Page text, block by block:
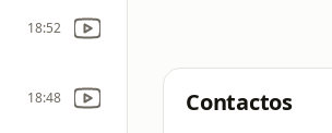
18:52
18:48 Contactos